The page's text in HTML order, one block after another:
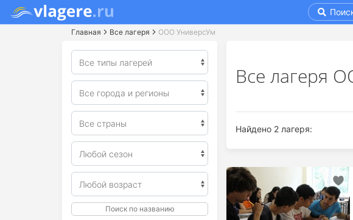
Главная Все лагеря ООО УниверсУм
Поиск по названию
Все лагеря
Найдено 2 лагеря: